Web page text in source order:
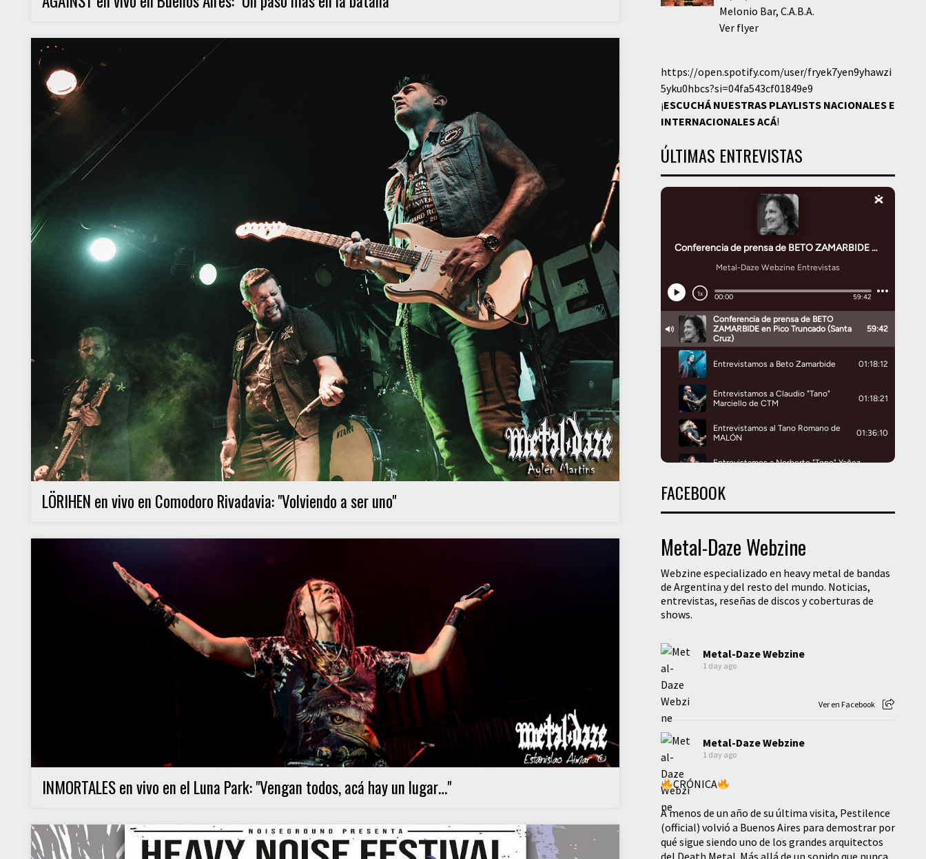
LÖRIHEN en vivo en Comodoro Rivadavia: "Volviendo a ser uno"
INMORTALES en vivo en el Luna Park: "Vengan todos, acá hay un lugar…"
Melonio Bar C.A.B.A.
Ver flyer
https://open.spotify.com/user/fryek7yen9yhawzi
5yku0hbcs?si=04fa543cf01849e9
¡ESCUCHÁ NUESTRAS PLAYLISTS NACIONALES E
INTERNACIONALESACÁ!
ÚLTIMAS ENTREVISTAS
FACEBOOK
Metal-Daze Webzine
Webzine especializado en heavy metal de bandas
de Argentina y del resto del mundo. Noticias,
entrevistas, reseñas de discos y coberturas de
shows.
Metal-Daze Webzine
1 day ago
Ver en Facebook
Metal-Daze Webzine
1 day ago
CRÓNICA
A menos de un año de su última visita, Pestilence
(official) volvió a Buenos Aires para demostrar por
qué sigue siendo uno de los grandes arquitectos
del Death Metal. Más allá de un sonido que nunca